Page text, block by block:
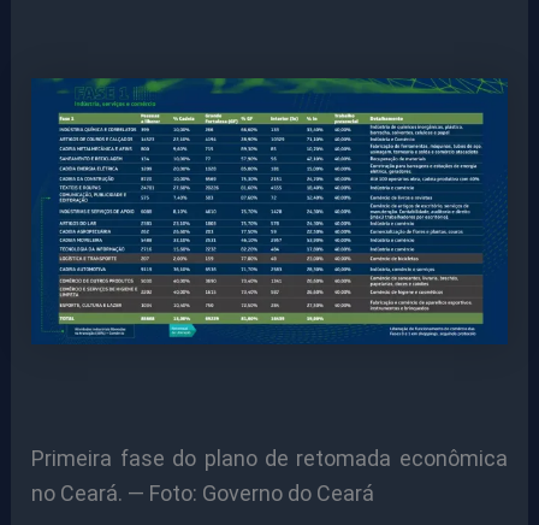
Primeira fase do plano de retomada econômica
no Ceará. — Foto: Governo do Ceará